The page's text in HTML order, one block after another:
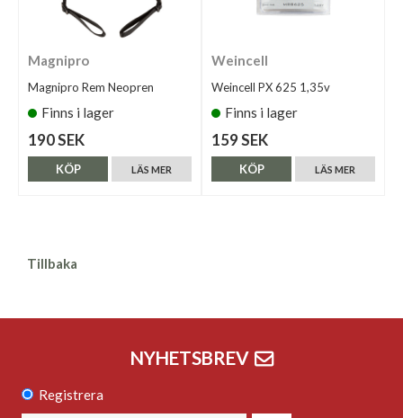
Magnipro
Magnipro Rem Neopren
Finns i lager
190 SEK
LÄS MER
KÖP
Weincell
Weincell PX 625 1,35v
Finns i lager
159 SEK
LÄS MER
KÖP
Tillbaka
NYHETSBREV
Registrera